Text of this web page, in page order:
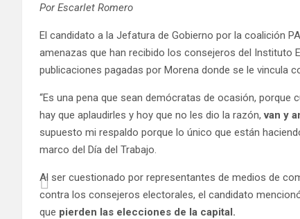
Por Escarlet Romero
El candidato a la Jefatura de Gobierno por la coalición
amenazas que han recibido los consejeros del Instituto
publicaciones pagadas por Morena donde se le vincula
“Es una pena que sean demócratas de ocasión,
hay que aplaudirles y hoy que no les dio la razón,van y
supuesto mi respaldo porque lo único que están
marco del Día del Trabajo.
Al ser cuestionado por representantes de medios de
contra los consejeros electorales, el candidato
que pierden las elecciones de la capital.